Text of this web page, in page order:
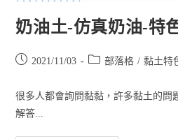
奶油土-仿真奶油-特
2021/11/03 部落格 / 黏土特
很多人都會詢問黏黏，許多黏土的問
解答...